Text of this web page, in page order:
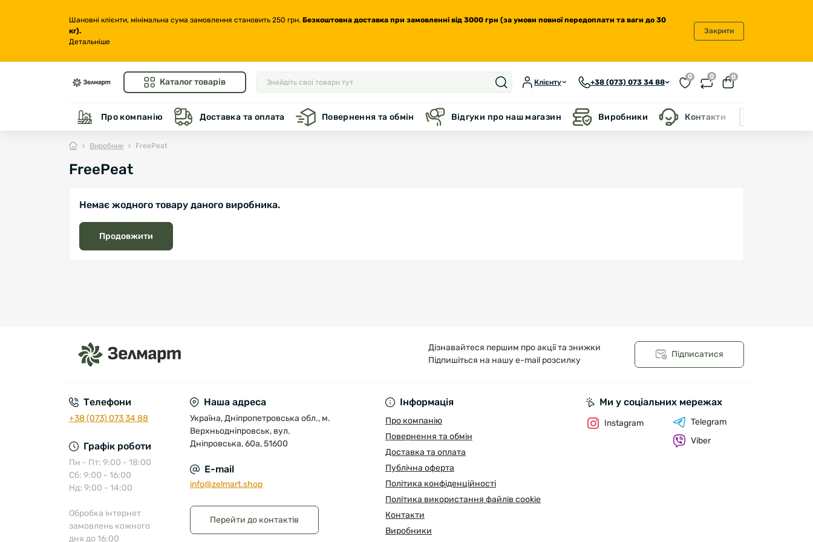
Шановні клієнти, мінімальна сума замовлення становить 250 грн. Безкоштовна доставка при замовленні від 3000 грн (за умови повної передоплати та ваги до 30
кг).
Детальніше
Закрити
Каталог товарів Клієнту +38 (073) 073 34 88
0 0 0
Про компанію Доставка та оплата Повернення та обмін Відгуки про наш магазин Виробники Контакти
Виробник FreePeat
FreePeat
Немає жодного товару даного виробника.
Продовжити
Дізнавайтеся першим про акції та знижки
Підпишіться на нашу e-mail розсилку
Підписатися
Телефони
+38 (073) 073 34 88
Графік роботи
Пн - Пт: 9:00 - 18:00
Сб: 9:00 - 16:00
Нд: 9:00 - 14:00
Обробка інтернет
замовлень кожного
дня до 16:00
Наша адреса
Україна, Дніпропетровська обл., м.
Верхньодніпровськ, вул.
Дніпровська, 60а, 51600
E-mail
info@zelmart.shop
Перейти до контактів
Інформація
Про компанію
Повернення та обмін
Доставка та оплата
Публічна оферта
Політика конфіденційності
Політика використання файлів cookie
Контакти
Виробники
Ми у соціальних мережах
Instagram
Telegram
Viber